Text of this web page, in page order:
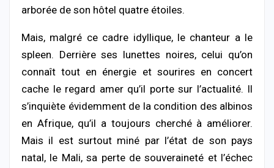
arborée de son hôtel quatre étoiles.
Mais, malgré ce cadre idyllique, le chanteur a le
spleen. Derrière ses lunettes noires, celui qu’on
connaît tout en énergie et sourires en concert
cache le regard amer qu’il porte sur l’actualité. Il
s’inquiète évidemment de la condition des albinos
en Afrique, qu’il a toujours cherché à améliorer.
Mais il est surtout miné par l’état de son pays
natal, le Mali, sa perte de souveraineté et l’échec